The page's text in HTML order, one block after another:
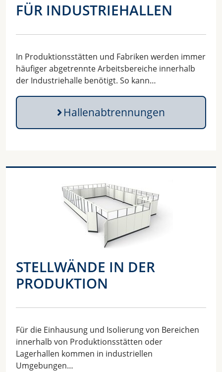
FÜR INDUSTRIEHALLEN
In Produktionsstätten und Fabriken werden immer
häufiger abgetrennte Arbeitsbereiche innerhalb
der Industriehalle benötigt. So kann…
Hallenabtrennungen
STELLWÄNDE IN DER
PRODUKTION
Für die Einhausung und Isolierung von Bereichen
innerhalb von Produktionsstätten oder
Lagerhallen kommen in industriellen
Umgebungen…